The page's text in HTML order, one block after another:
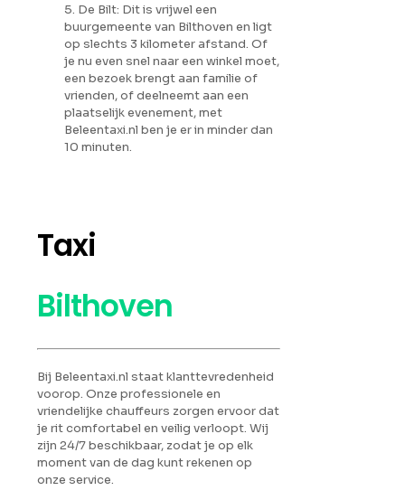
5. De Bilt: Dit is vrijwel een
buurgemeente van Bilthoven en ligt
op slechts 3 kilometer afstand. Of
je nu even snel naar een winkel moet,
een bezoek brengt aan familie of
vrienden, of deelneemt aan een
plaatselijk evenement, met
Beleentaxi.nl ben je er in minder dan
10 minuten.
Taxi
Bilthoven
Bij Beleentaxi.nl staat klanttevredenheid
voorop. Onze professionele en
vriendelijke chauffeurs zorgen ervoor dat
je rit comfortabel en veilig verloopt. Wij
zijn 24/7 beschikbaar, zodat je op elk
moment van de dag kunt rekenen op
onze service.